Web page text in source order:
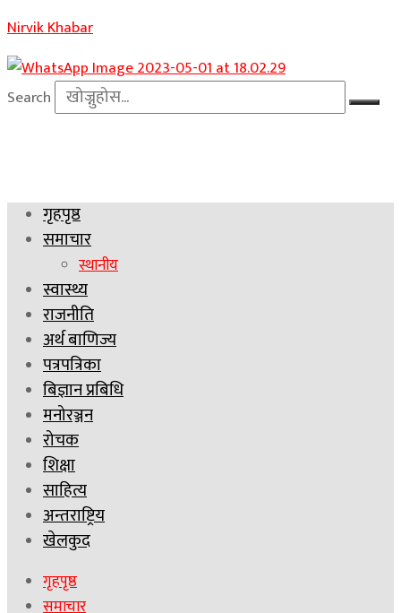
Nirvik Khabar
Search
गृहपृष्ठ
समाचार
स्थानीय
स्वास्थ्य
राजनीति
अर्थ बाणिज्य
पत्रपत्रिका
बिज्ञान प्रबिधि
मनोरञ्जन
रोचक
शिक्षा
साहित्य
अन्तराष्ट्रिय
खेलकुद
गृहपृष्ठ
समाचार